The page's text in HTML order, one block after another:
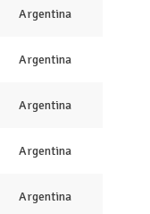
Argentina
Argentina
Argentina
Argentina
Argentina